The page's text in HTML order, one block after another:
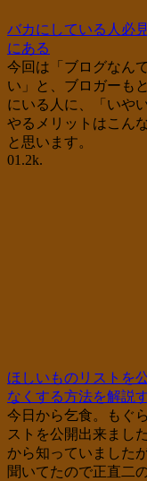
バカにしている人必
にある
今回は「ブログなん
い」と、ブロガーも
にいる人に、「いや
やるメリットはこん
と思います。
01.2k.
ほしいものリストを
なくする方法を解説
今日から乞食。もぐ
ストを公開出来まし
から知っていました
聞いてたので正直二